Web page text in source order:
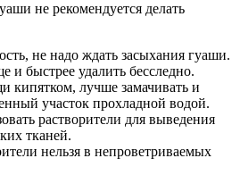
не рекомендуется делать
не надо ждать засыхания гуаши.
и быстрее удалить бесследно.
кипятком, лучше замачивать и
участок прохладной водой.
растворители для выведения
тканей.
нельзя в непроветриваемых